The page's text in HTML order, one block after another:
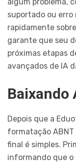
suportado ou
rapidamente
garante que seu
próximas etapas
avançados de IA
Baixando
Depois que a
formatação
final é simples.
informando que o